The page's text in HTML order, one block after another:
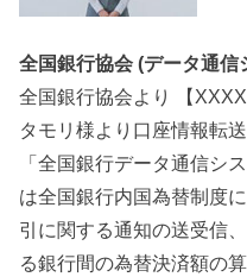
全国銀行協会 (データ通信
全国銀行協会より 【
タモリ様より口座情報転
「全国銀行データ通信シ
は全国銀行内国為替制度
引に関する通知の送受信
る銀行間の為替決済額の